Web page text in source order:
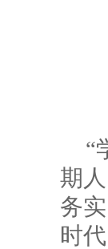
“
期
务
时